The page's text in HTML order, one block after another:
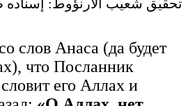
تحقيق شعيب الأرنؤوط:
слов Анаса (да будет
что Посланник
его Аллах и